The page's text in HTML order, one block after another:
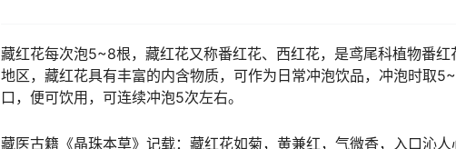
藏红花每次泡5~8根，藏红花又称番红花、西红花，是鸢尾科植物番
地区，藏红花具有丰富的内含物质，可作为日常冲泡饮品，冲泡时取
口，便可饮用，可连续冲泡5次左右。
藏医古籍《晶珠本草》记载：藏红花如菊，黄兼红，气微香，入口沁人